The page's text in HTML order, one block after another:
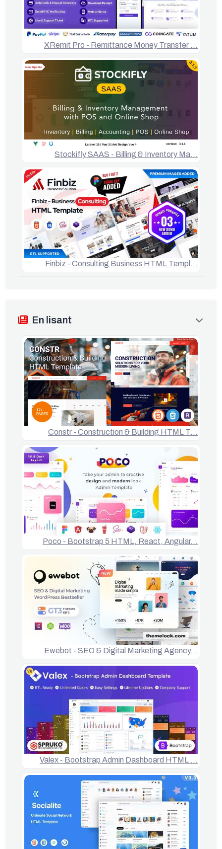
En lisant
Constr - Construction & Building HTML T…
Poco - Bootstrap 5 HTML, React, Angular…
Ewebot - SEO & Digital Marketing Agency…
Valex - Bootstrap Admin Dashboard HTML …
XRemit Pro - Remittance Money Transfer …
Stockifly SAAS - Billing & Inventory Ma…
Finbiz - Consulting Business HTML Templ…